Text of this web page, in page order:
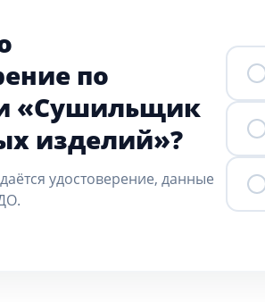
по
«Сушильщик
изделий»?
удостоверение, данные